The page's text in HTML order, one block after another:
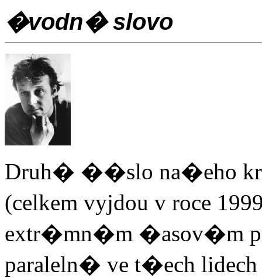
�vodn� slovo
Druh� ��slo na�eho
(celkem vyjdou v roce
extr�mn�m �asov�m
paraleln� ve t�ech